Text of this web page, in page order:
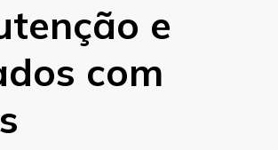
e
com